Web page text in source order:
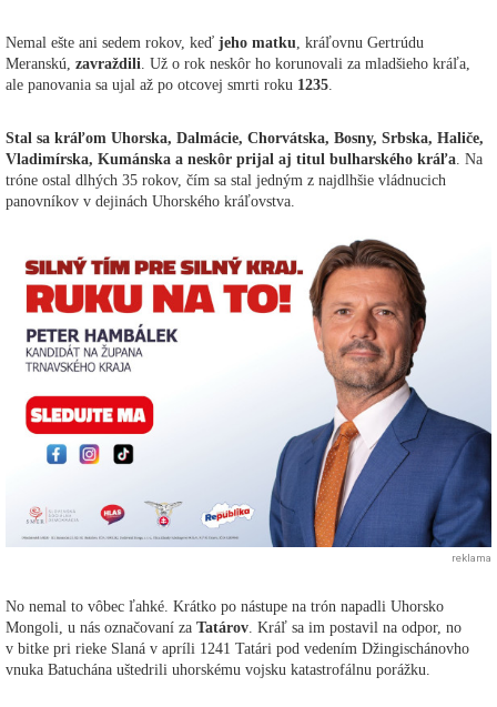
Nemal ešte ani sedem rokov, keď jeho matku, kráľovnu Gertrúdu
Meranskú, zavraždili. Už o rok neskôr ho korunovali za mladšieho kráľa,
ale panovania sa ujal až po otcovej smrti roku 1235.
Stal sa kráľom Uhorska, Dalmácie, Chorvátska, Bosny, Srbska, Haliče,
Vladimírska, Kumánska a neskôr prijal aj titul bulharského kráľa. Na
tróne ostal dlhých 35 rokov, čím sa stal jedným z najdlhšie vládnucich
panovníkov v dejinách Uhorského kráľovstva.
reklama
No nemal to vôbec ľahké. Krátko po nástupe na trón napadli Uhorsko
Mongoli, u nás označovaní za Tatárov. Kráľ sa im postavil na odpor, no
v bitke pri rieke Slaná v apríli 1241 Tatári pod vedením Džingischánovho
vnuka Batuchána uštedrili uhorskému vojsku katastrofálnu porážku.